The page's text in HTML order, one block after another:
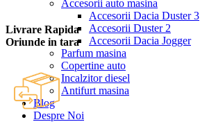
Accesorii auto masina
Accesorii Dacia Duster 3
Accesorii Duster 2
Accesorii Dacia Jogger
Parfum masina
Copertine auto
Incalzitor diesel
Antifurt masina
Blog
Despre Noi
Livrare Rapida
Oriunde in tara